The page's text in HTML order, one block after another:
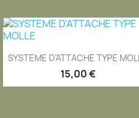
Aperçu rapide
SYSTEME D'ATTACHE TYPE
15,00 €